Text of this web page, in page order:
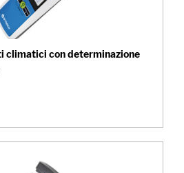
climatici con determinazione